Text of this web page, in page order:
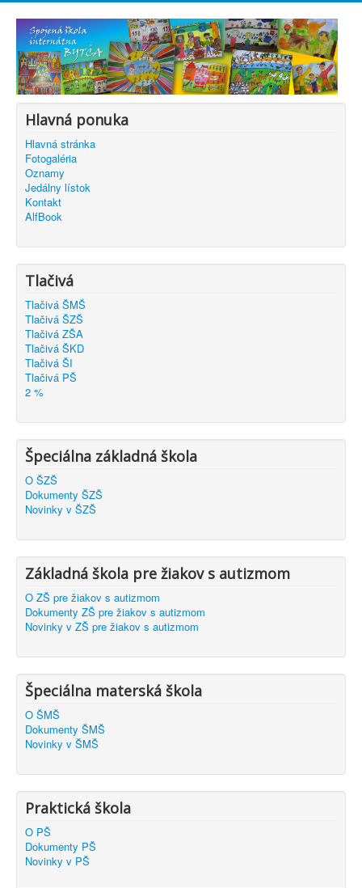
Hlavná ponuka
Hlavná stránka
Fotogaléria
Oznamy
Jedálny lístok
Kontakt
AlfBook
Tlačivá
Tlačivá ŠMŠ
Tlačivá ŠZŠ
Tlačivá ZŠA
Tlačivá ŠKD
Tlačivá ŠI
Tlačivá PŠ
2 %
Špeciálna základná škola
O ŠZŠ
Dokumenty ŠZŠ
Novinky v ŠZŠ
Základná škola pre žiakov s autizmom
O ZŠ pre žiakov s autizmom
Dokumenty ZŠ pre žiakov s autizmom
Novinky v ZŠ pre žiakov s autizmom
Špeciálna materská škola
O ŠMŠ
Dokumenty ŠMŠ
Novinky v ŠMŠ
Praktická škola
O PŠ
Dokumenty PŠ
Novinky v PŠ